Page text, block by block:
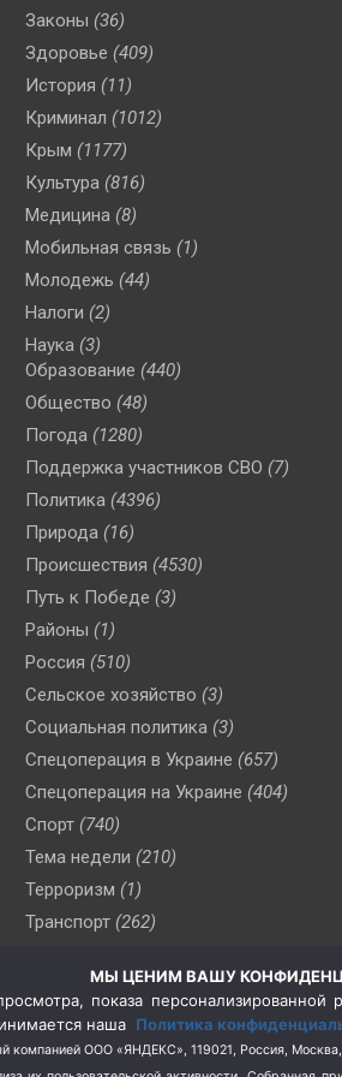
Законы (36)
Здоровье (409)
История (11)
Криминал (1012)
Крым (1177)
Культура (816)
Медицина (8)
Мобильная связь (1)
Молодежь (44)
Налоги (2)
Наука (3)
Образование (440)
Общество (48)
Погода (1280)
Поддержка участников СВО (7)
Политика (4396)
Природа (16)
Происшествия (4530)
Путь к Победе (3)
Районы (1)
Россия (510)
Сельское хозяйство (3)
Социальная политика (3)
Спецоперация в Украине (657)
Спецоперация на Украине (404)
Спорт (740)
Тема недели (210)
Терроризм (1)
Транспорт (262)
(76)
Цены (2)
Школа и спорт (2)
МЫ ЦЕНИМ ВАШУ
показа
наша Политика
компанией ООО «ЯНДЕКС», 119021, Россия,